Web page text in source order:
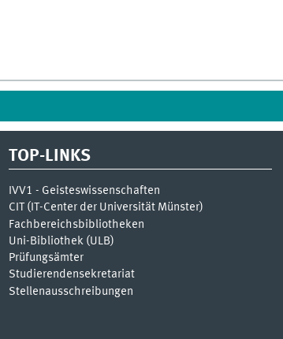
TOP-LINKS
IVV1 - Geisteswissenschaften
CIT (IT-Center der Universität Münster)
Fachbereichsbibliotheken
Uni-Bibliothek (ULB)
Prüfungsämter
Studierendensekretariat
Stellenausschreibungen